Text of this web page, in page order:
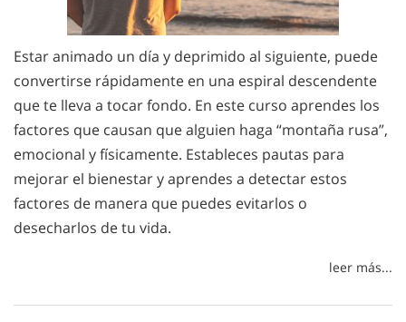
Estar animado un día y deprimido al siguiente, puede
convertirse rápidamente en una espiral descendente
que te lleva a tocar fondo. En este curso aprendes los
factores que causan que alguien haga “montaña rusa”,
emocional y físicamente. Estableces pautas para
mejorar el bienestar y aprendes a detectar estos
factores de manera que puedes evitarlos o
desecharlos de tu vida.
leer más...